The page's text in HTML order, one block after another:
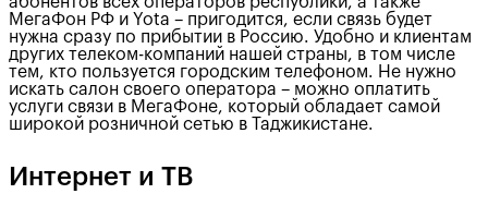
МегаФон РФ и Yota – пригодится, если связь будет
нужна сразу по прибытии в Россию. Удобно и клиентам
других телеком-компаний нашей страны, в том числе
тем, кто пользуется городским телефоном. Не нужно
искать салон своего оператора – можно оплатить
услуги связи в МегаФоне, который обладает самой
широкой розничной сетью в Таджикистане.
Интернет и ТВ